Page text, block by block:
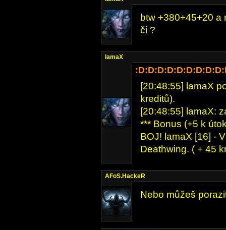
btw +380+45+20
či ?
lamaX
[20:48:55] lamaX
kreditů).
[20:48:55] lamaX:
*** Bonus (+5 k
BOJ! lamaX [16] -
Deathwing. ( + 45
AFoS.HackeR
Nebo můžeš